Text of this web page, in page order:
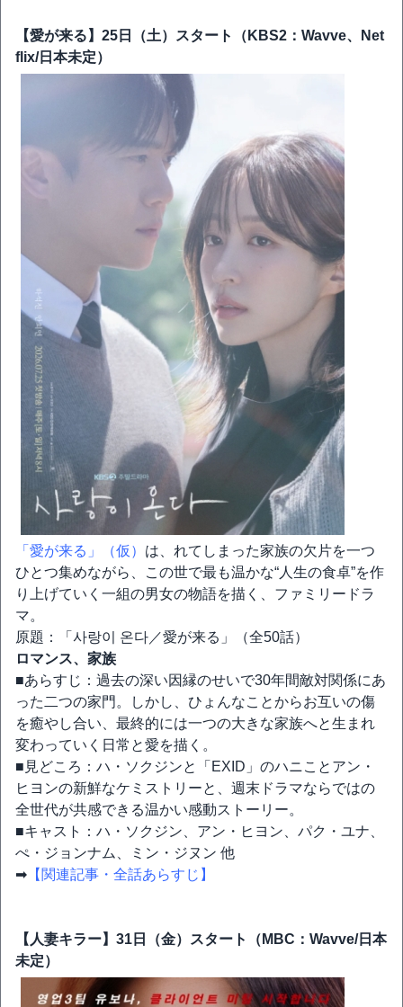
【愛が来る】25日（土）スタート（KBS2：Wavve、Net
flix/日本未定）
「愛が来る」（仮） は、れてしまった家族の欠片を一つ
ひとつ集めながら、この世で最も温かな“人生の食卓”を作
り上げていく一組の男女の物語を描く、ファミリードラ
マ。
原題：「사랑이 온다／愛が来る」（全50話）
ロマンス、家族
■あらすじ：過去の深い因縁のせいで30年間敵対関係にあ
った二つの家門。しかし、ひょんなことからお互いの傷
を癒やし合い、最終的には一つの大きな家族へと生まれ
変わっていく日常と愛を描く。
■見どころ：ハ・ソクジンと「EXID」のハニことアン・
ヒヨンの新鮮なケミストリーと、週末ドラマならではの
全世代が共感できる温かい感動ストーリー。
■キャスト：ハ・ソクジン、アン・ヒヨン、パク・ユナ、
ぺ・ジョンナム、ミン・ジヌン 他
➡ 【関連記事・全話あらすじ】
【人妻キラー】31日（金）スタート（MBC：Wavve/日本
未定）